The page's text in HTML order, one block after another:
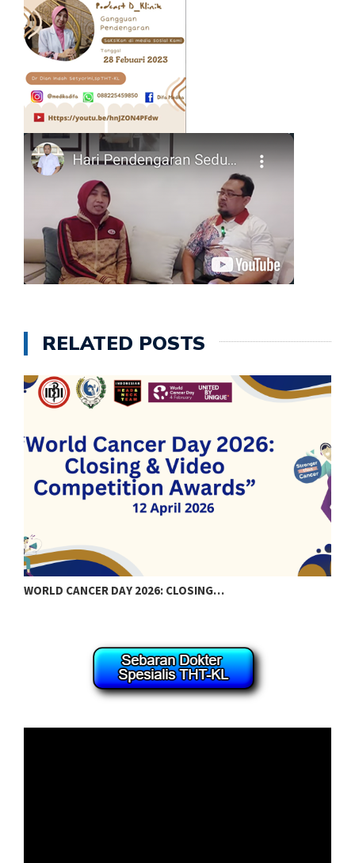
RELATED POSTS
WORLD CANCER DAY 2026: CLOSING…